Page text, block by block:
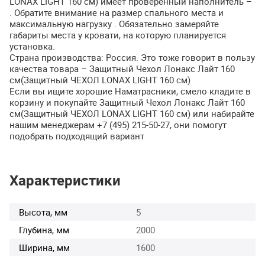
. Обратите внимание на размер спального места и
максимальную нагрузку . Обязательно замеряйте
габариты места у кровати, на которую планируется
установка.
Страна производства: Россия. Это тоже говорит в пользу
качества товара – Защитный Чехол Лонакс Лайт 160
см(Защитный ЧЕХОЛ LONAX LIGHT 160 см)
Если вы ищите хорошие Наматрасники, смело кладите в
корзину и покупайте Защитный Чехол Лонакс Лайт 160
см(Защитный ЧЕХОЛ LONAX LIGHT 160 см) или набирайте
нашим менеджерам +7 (495) 215-50-27, они помогут
подобрать подходящий вариант
Характеристики
Высота, мм
5
Глубина, мм
2000
Ширина, мм
1600